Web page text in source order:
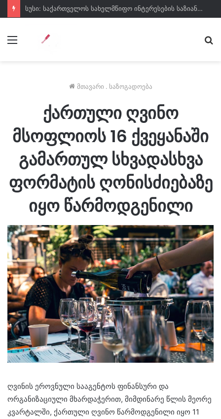
სუსი: საქართველოს სახელმწიფო ინტერესების საზიანოდ უცხო ქვეყნიდან მართულ და საქართველოდან მხარდაჭერილ დისკრედიტაციულ კამპანიასთან დაკავშირებით საბოტაჟის მუხლით გამოძიება დაიწყო
მენიუ
მთავარი . საზოგადოება
ქართული ღვინო
მსოფლიოს 16 ქვეყანაში
გამართულ სხვადასხვა
ფორმატის ღონისძიებაზე
იყო წარმოდგენილი
ღვინის ეროვნული სააგენტოს ფინანსური და
ორგანიზაციული მხარდაჭერით, მიმდინარე წლის მეორე
კვარტალში, ქართული ღვინო წარმოდგენილი იყო 11